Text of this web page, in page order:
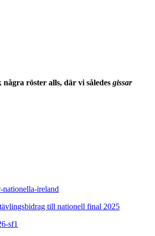
röster alls, där vi således gissar
till nationell final 2025